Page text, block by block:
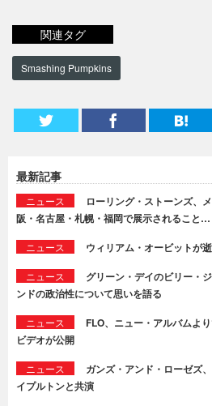
関連タグ
Smashing Pumpkins
最新記事
ニュース
ローリング・ストーンズ、
阪・名古屋・札幌・福岡で展示されること…
ニュース ウィリアム・オービットが
ニュース
グリーン・デイのビリー・
ンドの政治性について思いを語る
ニュース
FLO、ニュー・アルバムよ
ビデオが公開
ニュース
ガンズ・アンド・ローゼズ
イプルトンと共演